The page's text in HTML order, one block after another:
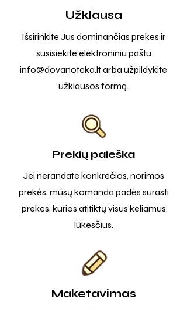
Užklausa
Išsirinkite Jus dominančias prekes ir
susisiekite elektroniniu paštu
info@dovanoteka.ltarba užpildykite
užklausos formą.
Prekių paieška
Jei nerandate konkrečios, norimos
prekės, mūsų komanda padės surasti
prekes, kurios atitiktų visus keliamus
lūkesčius.
Maketavimas